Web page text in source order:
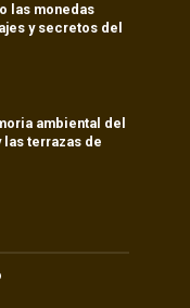
las monedas
y secretos del
ambiental del
las terrazas de